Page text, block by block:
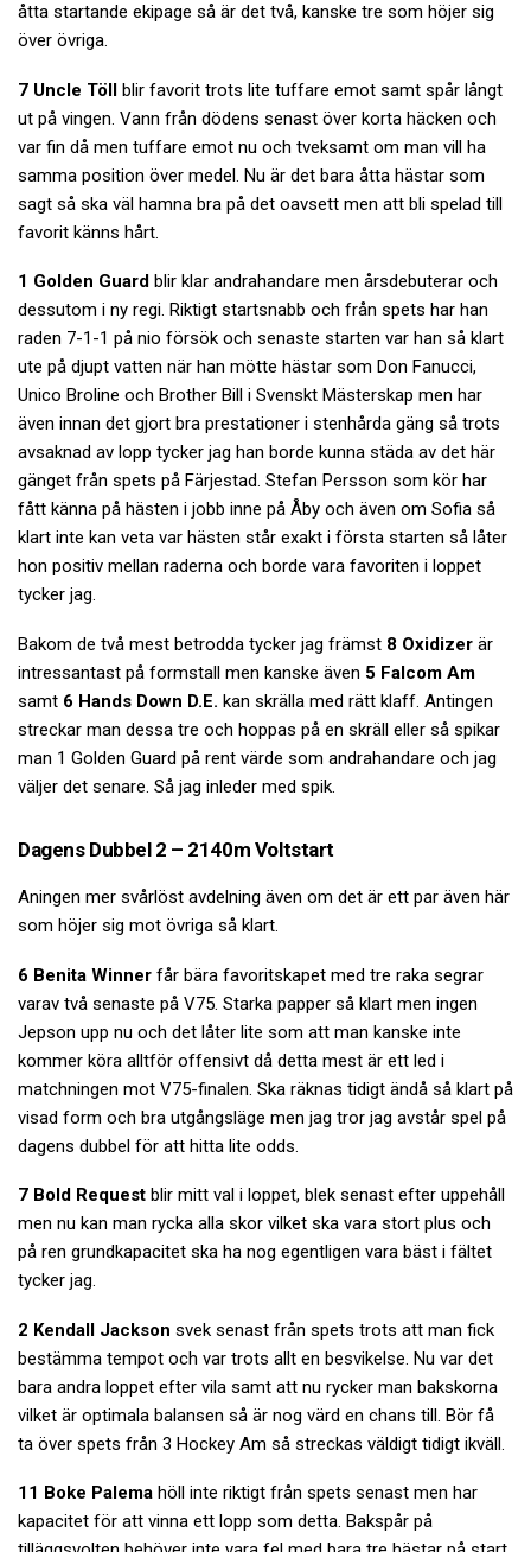
åtta startande ekipage så är det två, kanske tre som höjer sig
över övriga.
7 Uncle Töll blir favorit trots lite tuffare emot samt spår långt
ut på vingen. Vann från dödens senast över korta häcken och
var fin då men tuffare emot nu och tveksamt om man vill ha
samma position över medel. Nu är det bara åtta hästar som
sagt så ska väl hamna bra på det oavsett men att bli spelad till
favorit känns hårt.
1 Golden Guard blir klar andrahandare men årsdebuterar och
dessutom i ny regi. Riktigt startsnabb och från spets har han
raden 7-1-1 på nio försök och senaste starten var han så klart
ute på djupt vatten när han mötte hästar som Don Fanucci,
Unico Broline och Brother Bill i Svenskt Mästerskap men har
även innan det gjort bra prestationer i stenhårda gäng så trots
avsaknad av lopp tycker jag han borde kunna städa av det här
gänget från spets på Färjestad. Stefan Persson som kör har
fått känna på hästen i jobb inne på Åby och även om Sofia så
klart inte kan veta var hästen står exakt i första starten så låter
hon positiv mellan raderna och borde vara favoriten i loppet
tycker jag.
Bakom de två mest betrodda tycker jag främst 8 Oxidizer är
intressantast på formstall men kanske även 5 Falcom Am
samt 6 Hands Down D.E. kan skrälla med rätt klaff. Antingen
streckar man dessa tre och hoppas på en skräll eller så spikar
man 1 Golden Guard på rent värde som andrahandare och jag
väljer det senare. Så jag inleder med spik.
Dagens Dubbel 2 – 2140m Voltstart
Aningen mer svårlöst avdelning även om det är ett par även här
som höjer sig mot övriga så klart.
6 Benita Winner får bära favoritskapet med tre raka segrar
varav två senaste på V75. Starka papper så klart men ingen
Jepson upp nu och det låter lite som att man kanske inte
kommer köra alltför offensivt då detta mest är ett led i
matchningen mot V75-finalen. Ska räknas tidigt ändå så klart på
visad form och bra utgångsläge men jag tror jag avstår spel på
dagens dubbel för att hitta lite odds.
7 Bold Request blir mitt val i loppet, blek senast efter uppehåll
men nu kan man rycka alla skor vilket ska vara stort plus och
på ren grundkapacitet ska ha nog egentligen vara bäst i fältet
tycker jag.
2 Kendall Jackson svek senast från spets trots att man fick
bestämma tempot och var trots allt en besvikelse. Nu var det
bara andra loppet efter vila samt att nu rycker man bakskorna
vilket är optimala balansen så är nog värd en chans till. Bör få
ta över spets från 3 Hockey Am så streckas väldigt tidigt ikväll.
11 Boke Palema höll inte riktigt från spets senast men har
kapacitet för att vinna ett lopp som detta. Bakspår på